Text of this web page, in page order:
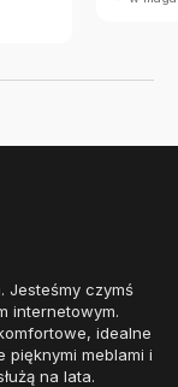
Jesteśmy czymś
internetowym.
idealne
pięknymi meblami i
na lata.